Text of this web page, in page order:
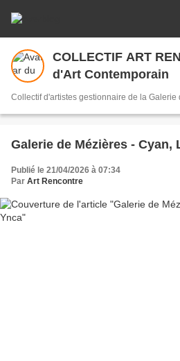
COLLECTIF ART
d'Art Contemporain
Collectif d'artistes gestionnaire de la Galerie
Galerie de Mézières - Cyan,
Publié le 21/04/2026 à 07:34
Par Art Rencontre